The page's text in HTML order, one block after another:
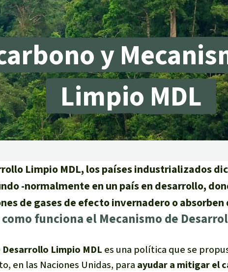
y niños
y Defensores
y
Limpio MDL
Limpio MDL, los países industrializados
-normalmente en un país en desarrollo,
de gases de efecto invernadero o
como funciona el Mecanismo de
Desarrollo Limpio MDL es una política que se
en las Naciones Unidas, para ayudar a mitigar el